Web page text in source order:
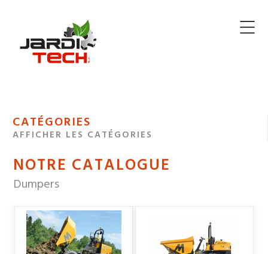
Jarditech
MENU
DE
DES
CATÉGORIES
AFFICHER LES CATÉGORIES
NOTRE CATALOGUE
Dumpers